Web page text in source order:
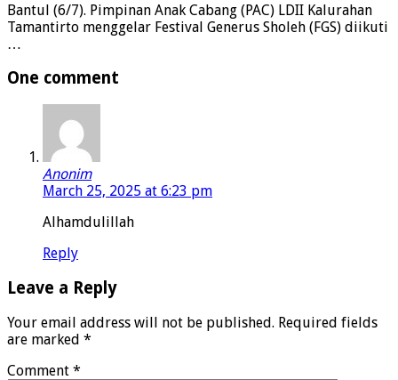
Bantul (6/7). Pimpinan Anak Cabang (PAC) LDII Kalurahan
Tamantirto menggelar Festival Generus Sholeh (FGS) diikuti
…
One comment
Anonim
March 25, 2025 at 6:23 pm
Alhamdulillah
Reply
Leave a Reply
Your email address will not be published. Required fields
are marked *
Comment *